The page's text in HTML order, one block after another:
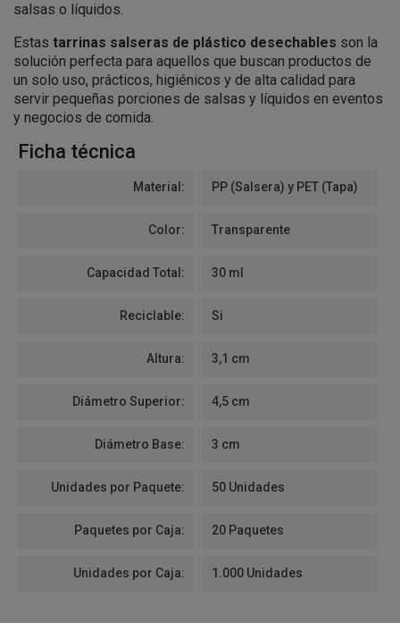
salsas o líquidos.
Estas tarrinas salseras de plástico desechables son la
solución perfecta para aquellos que buscan productos de
un solo uso, prácticos, higiénicos y de alta calidad para
servir pequeñas porciones de salsas y líquidos en eventos
y negocios de comida.
Ficha técnica
Material: PP (Salsera) y PET (Tapa)
Color: Transparente
Capacidad Total: 30 ml
Reciclable: Si
Altura: 3,1 cm
Diámetro Superior: 4,5 cm
Diámetro Base: 3 cm
Unidades por Paquete: 50 Unidades
Paquetes por Caja: 20 Paquetes
Unidades por Caja: 1.000 Unidades